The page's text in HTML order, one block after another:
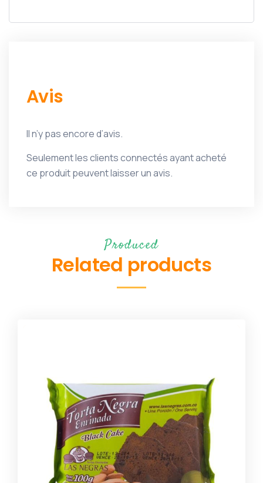
Avis
Il n’y pas encore d’avis.
Seulement les clients connectés ayant acheté
ce produit peuvent laisser un avis.
Produced
Related products